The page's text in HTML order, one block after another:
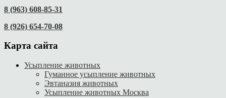
8 (963) 608-85-31
8 (926) 654-70-08
Карта сайта
Усыпление животных
Гуманное усыпление животных
Эвтаназия животных
Усыпление животных Москва